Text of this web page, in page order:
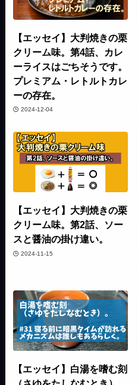
【エッセイ】大判焼きの栗
クリーム味。第4話、カレ
ーライスはごちそうです。
プレミアム・レトルトカレ
ーの存在。
2024-12-04
【エッセイ】大判焼きの栗
クリーム味。第2話、ソー
スと醤油の掛け違い。
2024-11-15
【エッセイ】白湯を嗜む刻